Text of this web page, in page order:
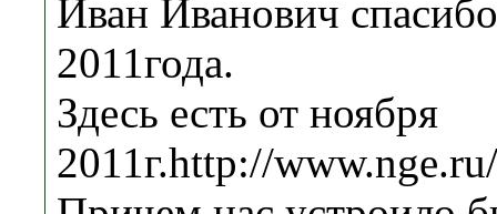
Иван Иванович
2011года.
Здесь есть от ноября
2011г.http://